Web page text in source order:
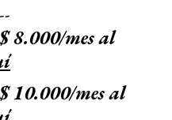
8.000/mes al
10.000/mes al